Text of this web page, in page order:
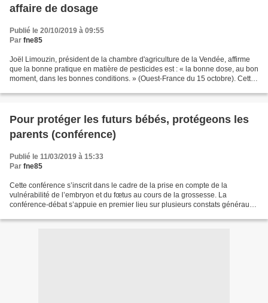
affaire de dosage
Publié le 20/10/2019 à 09:55
Par fne85
Joël Limouzin, président de la chambre d'agriculture de la Vendée, affirme
que la bonne pratique en matière de pesticides est : « la bonne dose, au bon
moment, dans les bonnes conditions. » (Ouest-France du 15 octobre). Cette
Pour protéger les futurs bébés, protégeons les
parents (conférence)
Publié le 11/03/2019 à 15:33
Par fne85
Cette conférence s’inscrit dans le cadre de la prise en compte de la
vulnérabilité de l’embryon et du fœtus au cours de la grossesse. La
conférence-débat s’appuie en premier lieu sur plusieurs constats généraux.